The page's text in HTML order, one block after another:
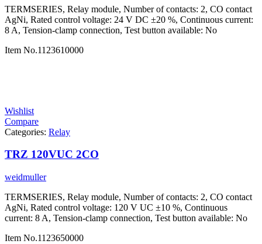
TERMSERIES, Relay module, Number of contacts: 2, CO contact
AgNi, Rated control voltage: 24 V DC ±20 %, Continuous current:
8 A, Tension-clamp connection, Test button available: No
Item No.1123610000
Wishlist
Compare
Categories: Relay
TRZ 120VUC 2CO
weidmuller
TERMSERIES, Relay module, Number of contacts: 2, CO contact
AgNi, Rated control voltage: 120 V UC ±10 %, Continuous
current: 8 A, Tension-clamp connection, Test button available: No
Item No.1123650000